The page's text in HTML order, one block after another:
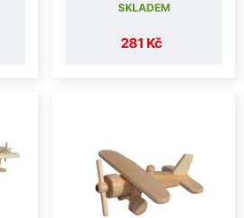
281 Kč
SKLADEM